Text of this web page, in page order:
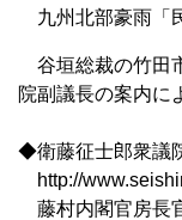
九州北部豪雨「
谷垣総裁の竹田
院副議長の案内に
◆衛藤征士郎衆議
http://
藤村内閣官房長